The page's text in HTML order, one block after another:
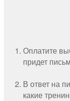
Оплатите
придет
В ответ на
какие